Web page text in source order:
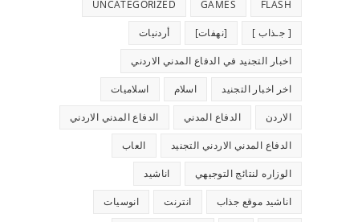
FLASH
GAMES
UNCATEGORIZED
[ جـذاب ] [نهفات] أردنيات
اخبار التجنيد في الدفاع المدني الاردني
اخر اخبار التجنيد اسلام اسلاميات
الاردن الدفاع المدني الدفاع المدني الاردني
الدفاع المدني الاردني التجنيد العاب
الوزاره لنتائج التوجيهي اناشيد
اناشيد موقع جذاب انترنت انوسيات